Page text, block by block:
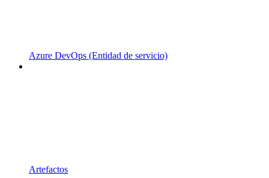
Azure DevOps (Entidad de servicio)
Artefactos